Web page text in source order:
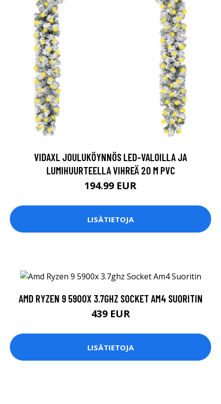
VIDAXL JOULUKÖYNNÖS LED-VALOILLA JA
LUMIHUURTEELLA VIHREÄ 20 M PVC
194.99 EUR
LISÄTIETOJA
AMD RYZEN 9 5900X 3.7GHZ SOCKET AM4 SUORITIN
439 EUR
LISÄTIETOJA